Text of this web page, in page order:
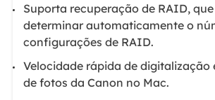
Suporta recuperação de RAID,
determinar automaticamente o
configurações de RAID.
Velocidade rápida de digitalização
de fotos da Canon no Mac.